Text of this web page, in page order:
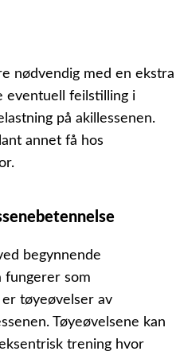
nødvendig med en ekstra
eventuell feilstilling i
på akillessenen.
annet få hos
begynnende
fungerer som
tøyeøvelser av
Tøyeøvelsene kan
trening hvor